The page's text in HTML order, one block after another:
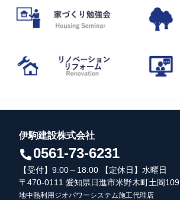
伊駒建設株式会社
0561-73-6231
【受付】9:00～18:00 【定休日】水曜日
〒470-0111 愛知県日進市米野木町土岡109
地中熱利用ジオパワーシステム施工代理店